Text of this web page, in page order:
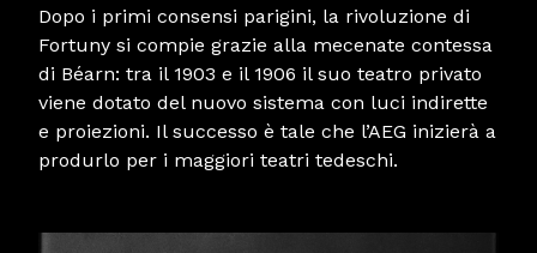
Dopo i primi consensi parigini, la rivoluzione di
Fortuny si compie grazie alla mecenate contessa
di Béarn: tra il 1903 e il 1906 il suo teatro privato
viene dotato del nuovo sistema con luci indirette
e proiezioni. Il successo è tale che l’AEG inizierà a
produrlo per i maggiori teatri tedeschi.